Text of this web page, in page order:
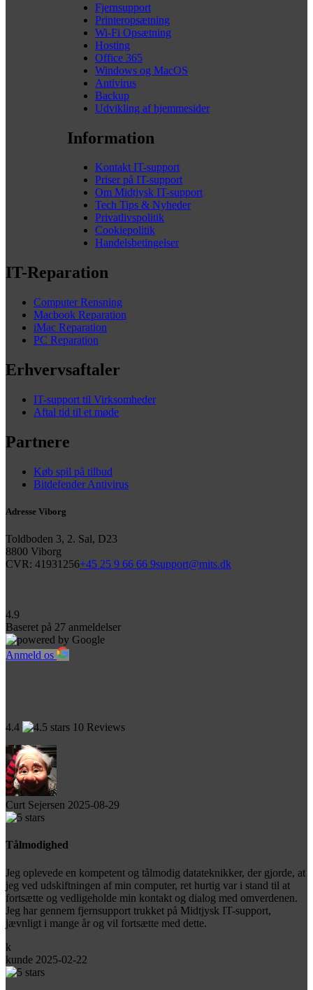
Fjernsupport
Printeropsætning
Wi-Fi Opsætning
Hosting
Office 365
Windows og MacOS
Antivirus
Backup
Udvikling af hjemmesider
Information
Kontakt IT-support
Priser på IT-support
Om Midtjysk IT-support
Tech Tips & Nyheder
Privatlivspolitik
Cookiepolitik
Handelsbetingelser
IT-Reparation
Computer Rensning
Macbook Reparation
iMac Reparation
PC Reparation
Erhvervsaftaler
IT-support til Virksomheder
Aftal tid til et møde
Partnere
Køb spil på tilbud
Bitdefender Antivirus
Adresse Viborg
Toldboden 3, 2. Sal, D23
8800 Viborg
CVR: 41931256+45 25 9 66 66 9support@mits.dk
4.9
Baseret på 27 anmeldelser
Anmeld os
4.4 10 Reviews
Curt Sejersen 2025-08-29
Tålmodighed
Jeg oplevede en kompetent og tålmodig datateknikker, der gjorde, at
jeg ved udskiftningen af min computer, ret hurtig var i stand til at
fortsætte og vedligeholde min kontakt og dialog med omverdenen.
Jeg har gennem fjernsupport trukket på Midtjysk IT-support,
jævnligt i mange år og vil fortsætte med dette.
k
kunde 2025-02-22